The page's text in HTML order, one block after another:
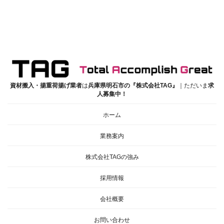
資材搬入・揚重荷揚げ業者は兵庫県明石市の『株式会社TAG』 ｜ただいま 求
人募集中！
ホーム
業務案内
株式会社TAGの強み
採用情報
会社概要
お問い合わせ